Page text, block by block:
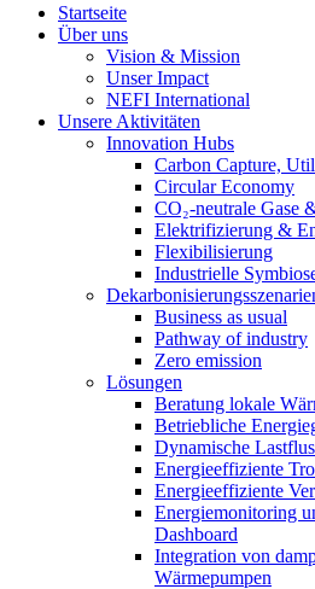
Startseite
Über uns
Vision & Mission
Unser Impact
NEFI International
Unsere Aktivitäten
Innovation Hubs
Carbon Capture,
Circular Economy
CO₂-neutrale Gase
Elektrifizierung &
Flexibilisierung
Industrielle
Business as usual
Pathway of industry
Zero emission
Lösungen
Beratung lokale
Betriebliche
Dynamische
Energieeffiziente
Energieeffiziente
Energiemonitoring
Dashboard
Integration von
Wärmepumpen